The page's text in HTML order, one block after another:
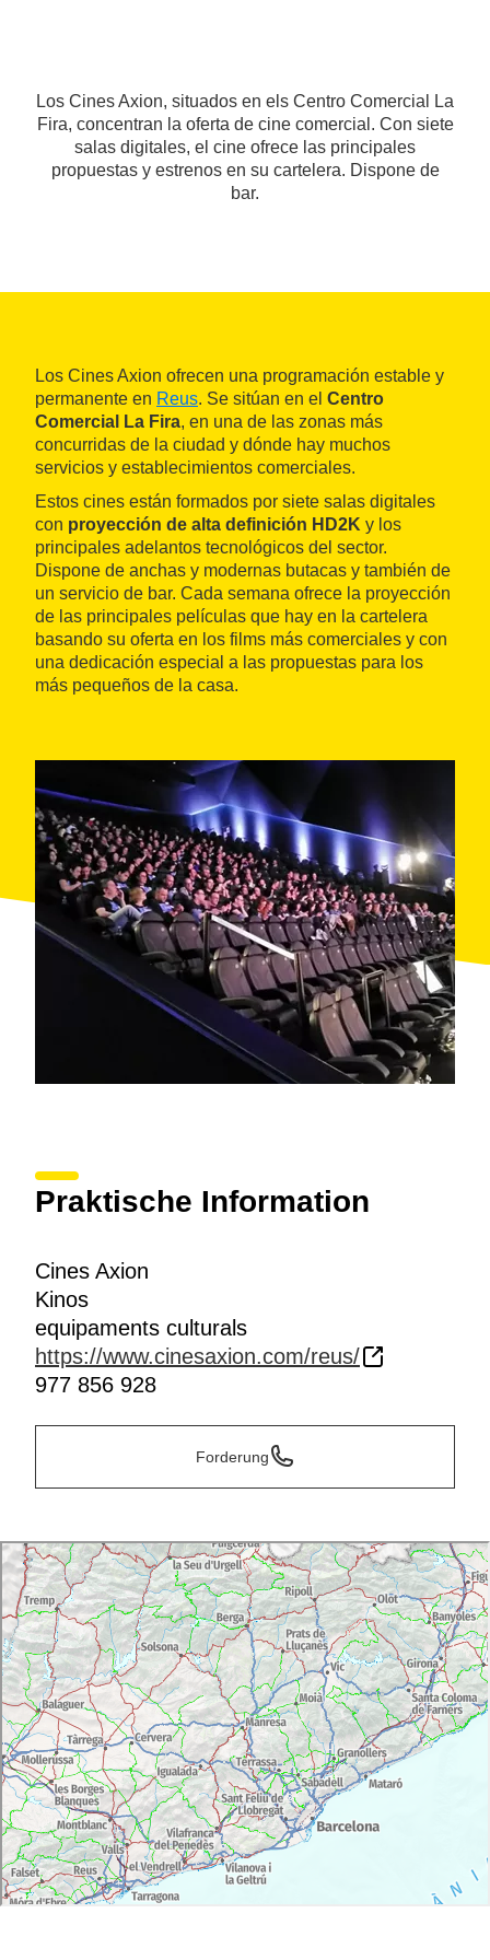
Los Cines Axion, situados en els Centro Comercial La
Fira, concentran la oferta de cine comercial. Con siete
salas digitales, el cine ofrece las principales
propuestas y estrenos en su cartelera. Dispone de
bar.
Los Cines Axion ofrecen una programación estable y
permanente en Reus. Se sitúan en el Centro
Comercial La Fira, en una de las zonas más
concurridas de la ciudad y dónde hay muchos
servicios y establecimientos comerciales.
Estos cines están formados por siete salas digitales
con proyección de alta definición HD2K y los
principales adelantos tecnológicos del sector.
Dispone de anchas y modernas butacas y también de
un servicio de bar. Cada semana ofrece la proyección
de las principales películas que hay en la cartelera
basando su oferta en los films más comerciales y con
una dedicación especial a las propuestas para los
más pequeños de la casa.
Praktische Information
Cines Axion
Kinos
equipaments culturals
https://www.cinesaxion.com/reus/
977 856 928
Forderung